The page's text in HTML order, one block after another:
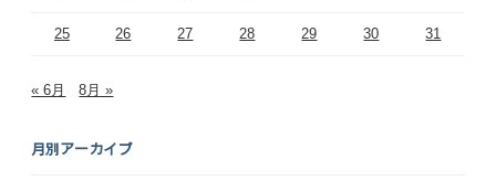
25 26 27 28 29 30 31
« 6月 8月 »
月別アーカイブ